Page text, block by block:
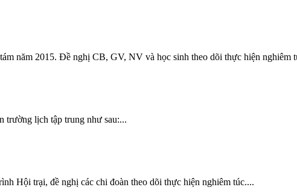
năm 2015. Đề nghị CB, GV, NV và học sinh theo dõi thực hiện nghiêm
trường lịch tập trung như sau:...
Hội trại, đề nghị các chi đoàn theo dõi thực hiện nghiêm túc....